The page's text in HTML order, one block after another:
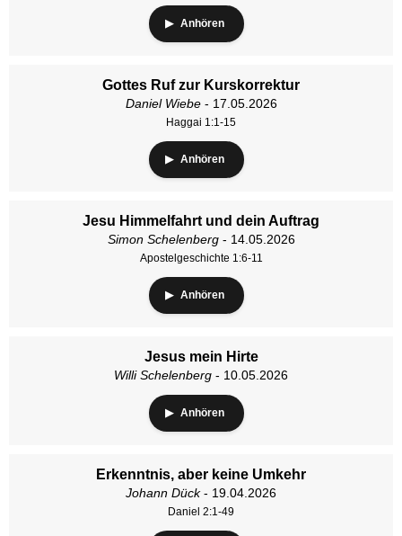
Anhören
Gottes Ruf zur Kurskorrektur
Daniel Wiebe- 17.05.2026
Haggai 1:1-15
Anhören
Jesu Himmelfahrt und dein Auftrag
Simon Schelenberg- 14.05.2026
Apostelgeschichte 1:6-11
Anhören
Jesus mein Hirte
Willi Schelenberg - 10.05.2026
Anhören
Erkenntnis, aber keine Umkehr
Johann Dück- 19.04.2026
Daniel 2:1-49